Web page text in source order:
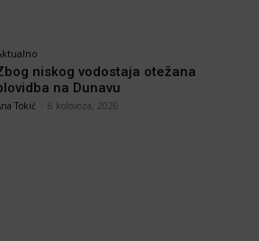
niskog vodostaja otežana
na Dunavu
Tokić 6 kolovoza, 2026